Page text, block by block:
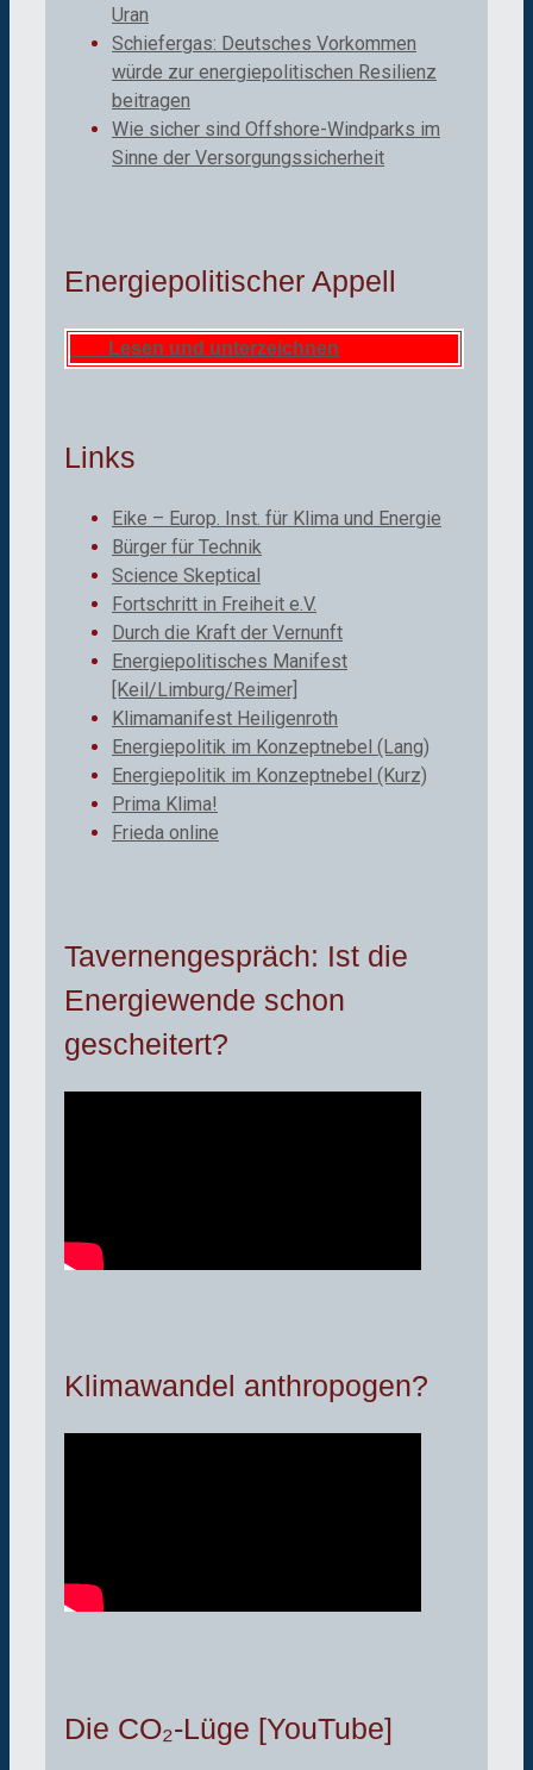
Uran
Schiefergas: Deutsches Vorkommen
würde zur energiepolitischen Resilienz
beitragen
Wie sicher sind Offshore-Windparks im
Sinne der Versorgungssicherheit
Energiepolitischer Appell
Lesen und unterzeichnen
Links
Eike – Europ. Inst. für Klima und Energie
Bürger für Technik
Science Skeptical
Fortschritt in Freiheit e.V.
Durch die Kraft der Vernunft
Energiepolitisches Manifest
[Keil/Limburg/Reimer]
Klimamanifest Heiligenroth
Energiepolitik im Konzeptnebel (Lang)
Energiepolitik im Konzeptnebel (Kurz)
Prima Klima!
Frieda online
Tavernengespräch: Ist die
Energiewende schon
gescheitert?
Klimawandel anthropogen?
Die CO₂-Lüge [YouTube]